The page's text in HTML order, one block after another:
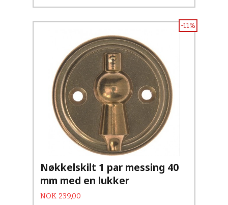
Nøkkelskilt 1 par messing 40
mm med en lukker
Tilbud
NOK 239,00Rabatt
-11%